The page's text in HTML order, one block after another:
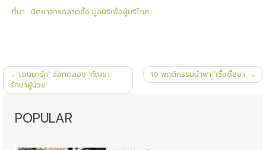
ที่มา : นิตยาสารฉลาดซื้อ มูลนิธิเพื่อผู้บริโภค
แนะแนว
เรื่อง
‘เดนมาร์ก’ จ่อทดลอง ‘กัญชา
รักษาผู้ป่วย’
10 พฤติกรรมนำพา ‘เชื้อดื้อยา’
POPULAR